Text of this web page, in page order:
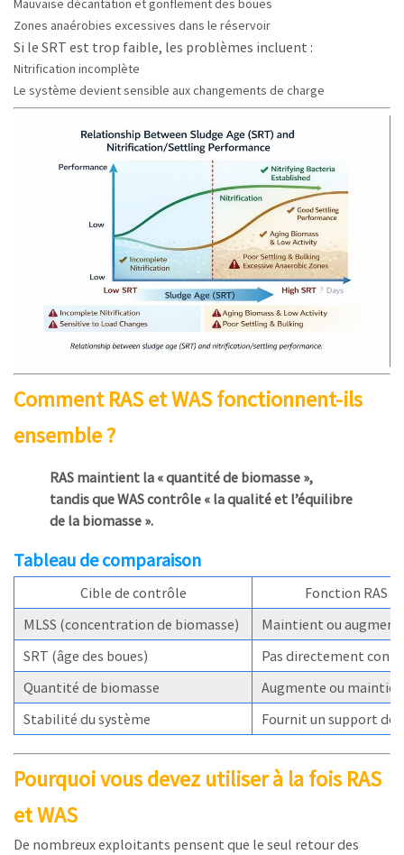
Mauvaise décantation et gonflement des boues
Zones anaérobies excessives dans le réservoir
Si le SRT est trop faible, les problèmes incluent :
Nitrification incomplète
Le système devient sensible aux changements de charge
Comment RAS et WAS fonctionnent-ils
ensemble ?
RAS maintient la « quantité de biomasse »,
tandis que WAS contrôle « la qualité et l’équilibre
de la biomasse ».
Tableau de comparaison
Cible de contrôle
Fonction RAS
MLSS (concentration de biomasse)
Maintient ou
SRT (âge des boues)
Pas directement
Quantité de biomasse
Augmente ou
Stabilité du système
Fournit un support de
Pourquoi vous devez utiliser à la fois RAS
et WAS
De nombreux exploitants pensent que le seul retour des